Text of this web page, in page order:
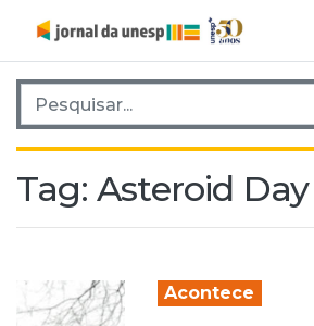
Pesquisar por:
Tag: Asteroid Day
Acontece